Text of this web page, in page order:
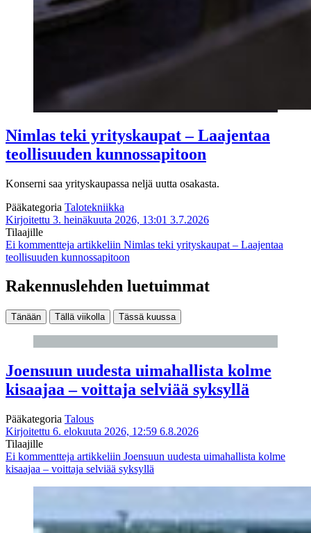
Nimlas teki yrityskaupat – Laajentaa
teollisuuden kunnossapitoon
Konserni saa yrityskaupassa neljä uutta osakasta.
Pääkategoria Talotekniikka
Kirjoitettu 3. heinäkuuta 2026, 13:01 3.7.2026
Tilaajille
Ei kommentteja artikkeliin Nimlas teki yrityskaupat – Laajentaa
teollisuuden kunnossapitoon
Rakennuslehden luetuimmat
Tänään Tällä viikolla Tässä kuussa
Joensuun uudesta uimahallista kolme
kisaajaa – voittaja selviää syksyllä
Pääkategoria Talous
Kirjoitettu 6. elokuuta 2026, 12:59 6.8.2026
Tilaajille
Ei kommentteja artikkeliin Joensuun uudesta uimahallista kolme
kisaajaa – voittaja selviää syksyllä